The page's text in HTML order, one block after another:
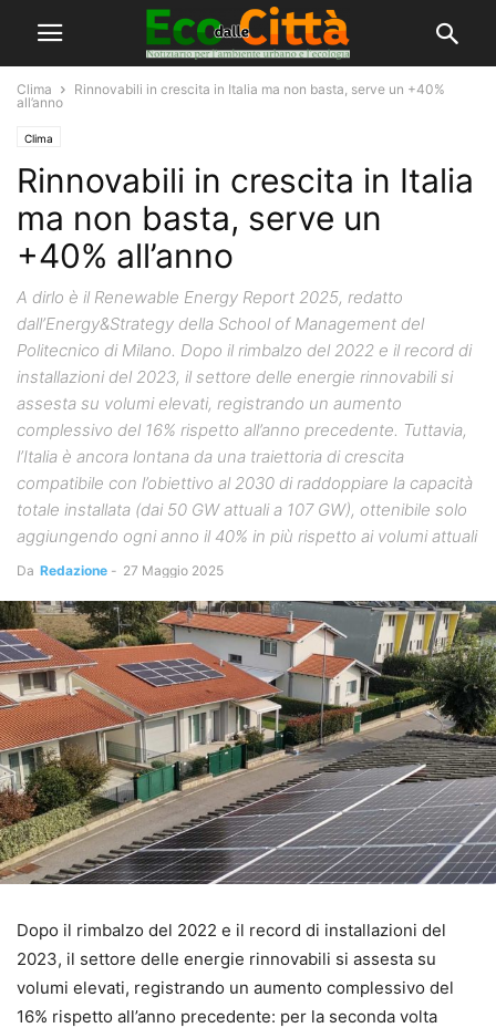
Clima
Rinnovabili in crescita in Italia ma non basta, serve un +40%
all’anno
Clima
Rinnovabili in crescita in Italia
ma non basta, serve un
+40% all’anno
A dirlo è il Renewable Energy Report 2025, redatto
dall’Energy&Strategy della School of Management del
Politecnico di Milano. Dopo il rimbalzo del 2022 e il record di
installazioni del 2023, il settore delle energie rinnovabili si
assesta su volumi elevati, registrando un aumento
complessivo del 16% rispetto all’anno precedente. Tuttavia,
l’Italia è ancora lontana da una traiettoria di crescita
compatibile con l’obiettivo al 2030 di raddoppiare la capacità
totale installata (dai 50 GW attuali a 107 GW), ottenibile solo
aggiungendo ogni anno il 40% in più rispetto ai volumi attuali
Da Redazione - 27 Maggio 2025
Dopo il rimbalzo del 2022 e il record di installazioni del
2023, il settore delle energie rinnovabili si assesta su
volumi elevati, registrando un aumento complessivo del
16% rispetto all’anno precedente: per la seconda volta